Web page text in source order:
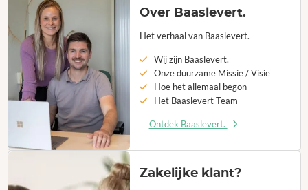
Over Baaslevert.
Het verhaal van Baaslevert.
Wij zijn Baaslevert.
Onze duurzame Missie / Visie
Hoe het allemaal begon
Het Baaslevert Team
Ontdek Baaslevert.
Zakelijke klant?